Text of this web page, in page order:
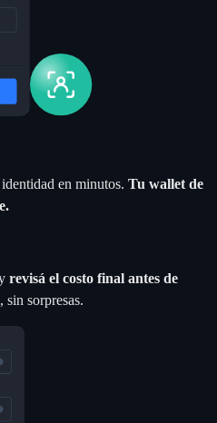
en minutos. Tu wallet de
revisá el costo final antes de
, sin sorpresas.